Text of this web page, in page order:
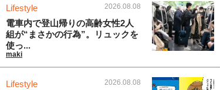
Lifestyle 2026.08.08
電車内で登山帰りの高齢女性2人
組が“まさかの行為”。リュックを
使っ...
maki
Lifestyle 2026.08.08